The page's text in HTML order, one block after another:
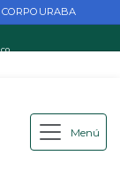
CORPOURABA
Menú